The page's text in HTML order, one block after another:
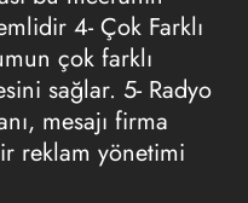
4- Çok Farklı
çok farklı
sağlar. 5- Radyo
mesajı firma
reklam yönetimi